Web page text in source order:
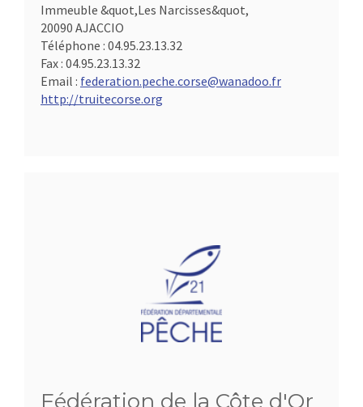
Immeuble &quot,Les Narcisses&quot,
20090 AJACCIO
Téléphone : 04.95.23.13.32
Fax : 04.95.23.13.32
Email : federation.peche.corse@wanadoo.fr
http://truitecorse.org
Fédération de la Côte d'Or